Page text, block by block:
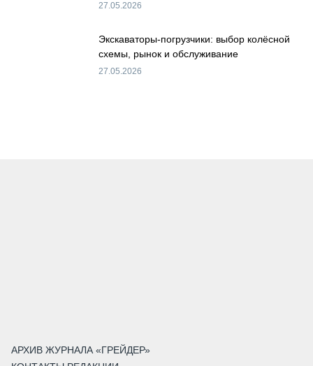
27.05.2026
Экскаваторы-погрузчики: выбор колёсной
схемы, рынок и обслуживание
27.05.2026
АРХИВ ЖУРНАЛА «ГРЕЙДЕР»